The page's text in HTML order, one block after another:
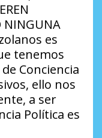
NINGUNA
es
tenemos
Conciencia
ello nos
a ser
Política es